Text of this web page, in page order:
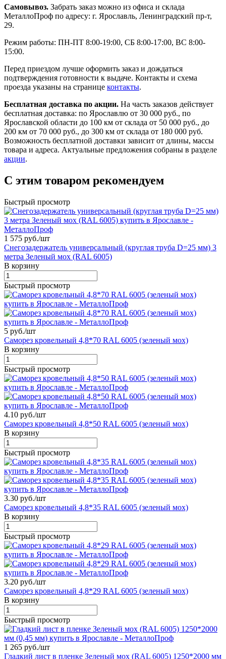
Самовывоз. Забрать заказ можно из офиса и склада
МеталлоПроф по адресу: г. Ярославль, Ленинградский пр-т,
29.
Режим работы: ПН-ПТ 8:00-19:00, СБ 8:00-17:00, ВС 8:00-
15:00.
Перед приездом лучше оформить заказ и дождаться
подтверждения готовности к выдаче. Контакты и схема
проезда указаны на странице контакты.
Бесплатная доставка по акции. На часть заказов действует
бесплатная доставка: по Ярославлю от 30 000 руб., по
Ярославской области до 100 км от склада от 50 000 руб., до
200 км от 70 000 руб., до 300 км от склада от 180 000 руб.
Возможность бесплатной доставки зависит от длины, массы
товара и адреса. Актуальные предложения собраны в разделе
акции.
С этим товаром рекомендуем
Быстрый просмотр
1 575 руб./шт
Снегозадержатель универсальный (круглая труба D=25 мм) 3
метра Зеленый мох (RAL 6005)
В корзину
Быстрый просмотр
5 руб./шт
Саморез кровельный 4,8*70 RAL 6005 (зеленый мох)
В корзину
Быстрый просмотр
4.10 руб./шт
Саморез кровельный 4,8*50 RAL 6005 (зеленый мох)
В корзину
Быстрый просмотр
3.30 руб./шт
Саморез кровельный 4,8*35 RAL 6005 (зеленый мох)
В корзину
Быстрый просмотр
3.20 руб./шт
Саморез кровельный 4,8*29 RAL 6005 (зеленый мох)
В корзину
Быстрый просмотр
1 265 руб./шт
Гладкий лист в пленке Зеленый мох (RAL 6005) 1250*2000 мм